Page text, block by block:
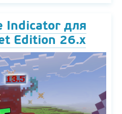
Indicator для
Edition 26.x